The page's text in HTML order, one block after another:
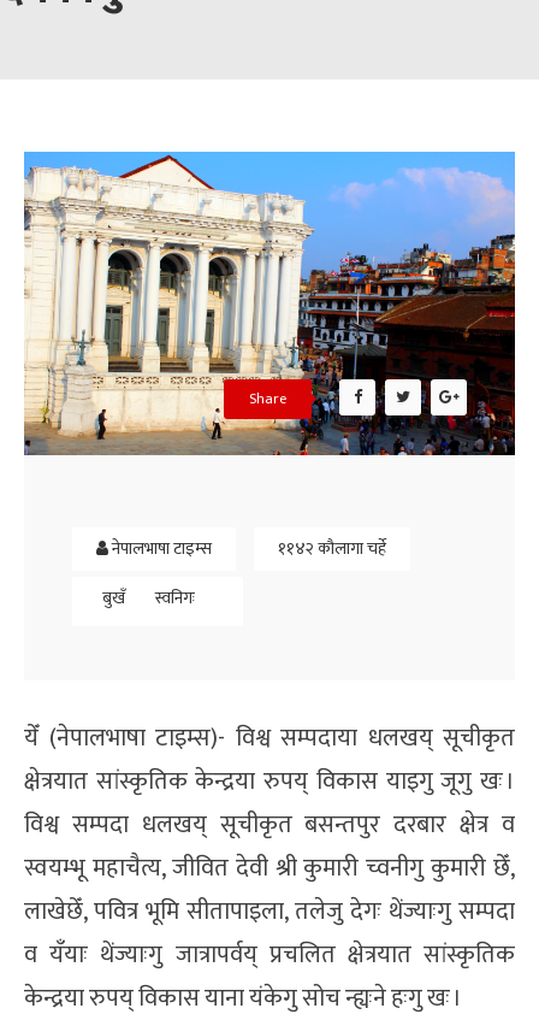
Share
नेपालभाषा टाइम्स
११४२ कौलागा चर्हे
बुखँ
स्वनिगः
येँ (नेपालभाषा टाइम्स)- विश्व सम्पदाया धलखय् सूचीकृत
क्षेत्रयात सांस्कृतिक केन्द्रया रुपय् विकास याइगु जूगु खः ।
विश्व सम्पदा धलखय् सूचीकृत बसन्तपुर दरबार क्षेत्र व
स्वयम्भू महाचैत्य, जीवित देवी श्री कुमारी च्वनीगु कुमारी छेँ,
लाखेछेँ, पवित्र भूमि सीतापाइला, तलेजु देगः थेंज्याःगु सम्पदा
व यँयाः थेंज्याःगु जात्रापर्वय् प्रचलित क्षेत्रयात सांस्कृतिक
केन्द्रया रुपय् विकास याना यंकेगु सोच न्ह्यःने हःगु खः ।